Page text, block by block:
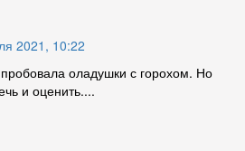
2021, 10:22
оладушки с горохом. Но
и оценить....